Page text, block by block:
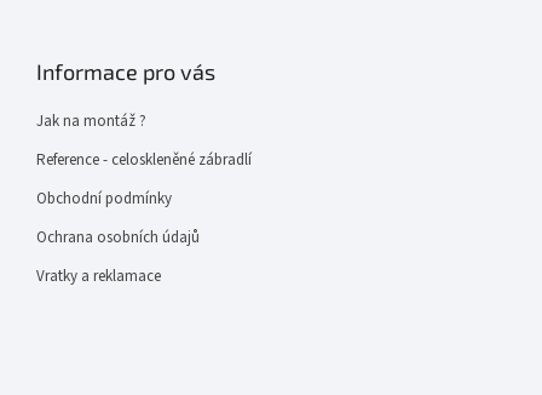
Informace pro vás
Jak na montáž ?
Reference - celoskleněné zábradlí
Obchodní podmínky
Ochrana osobních údajů
Vratky a reklamace